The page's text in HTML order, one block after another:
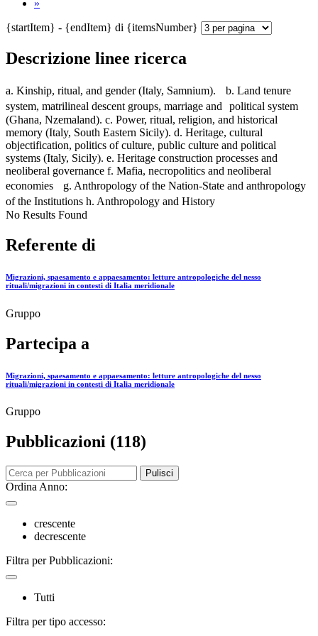
»
{startItem} - {endItem} di {itemsNumber}
Descrizione linee ricerca
a. Kinship, ritual, and gender (Italy, Samnium). b. Land tenure
system, matrilineal descent groups, marriage and political system
(Ghana, Nzemaland). c. Power, ritual, religion, and historical
memory (Italy, South Eastern Sicily). d. Heritage, cultural
objectification, politics of culture, public culture and political
systems (Italy, Sicily). e. Heritage construction processes and
neoliberal governance f. Mafia, necropolitics and neoliberal
economies g. Anthropology of the Nation-State and anthropology
of the Institutions h. Anthropology and History
No Results Found
Referente di
Migrazioni, spaesamento e appaesamento: letture antropologiche del nesso
rituali/migrazioni in contesti di Italia meridionale
Gruppo
Partecipa a
Migrazioni, spaesamento e appaesamento: letture antropologiche del nesso
rituali/migrazioni in contesti di Italia meridionale
Gruppo
Pubblicazioni (118)
Pulisci
Ordina Anno:
crescente
decrescente
Filtra per Pubblicazioni:
Tutti
Filtra per tipo accesso: